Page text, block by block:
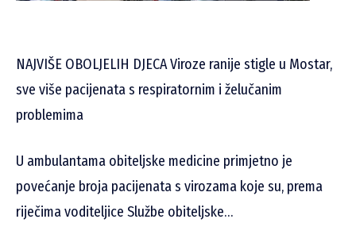
NAJVIŠE OBOLJELIH DJECA Viroze ranije stigle u Mostar,
sve više pacijenata s respiratornim i želučanim
problemima
U ambulantama obiteljske medicine primjetno je
povećanje broja pacijenata s virozama koje su, prema
riječima voditeljice Službe obiteljske…